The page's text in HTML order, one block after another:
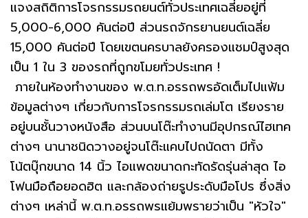
แจงสถิติการโจรกรรมรถยนต์ทั่วประเทศเฉลี่ยอยู่ที่
5,000-6,000 คันต่อปี ส่วนรถจักรยานยนต์เฉลี่ย
15,000 คันต่อปี โดยเขตนครบาลยังครองแชมป์สูงสุด
เป็น 1 ใน 3 ของรถที่ถูกขโมยทั่วประเทศ !
ภายในห้องทำงานของ พ.ต.ท.อรรถพรอัดเต็มไปแฟ้ม
ข้อมูลต่างๆ เกี่ยวกับการโจรกรรมรถเล่มโต เรียงราย
อยู่บนชั้นวางหนังสือ ส่วนบนโต๊ะทำงานมีอุปกรณ์ไฮเทค
ต่างๆ นานาชนิดวางอยู่จนโต๊ะแคบไปถนัดตา มีทั้ง
โน้ตบุ๊กขนาด 14 นิ้ว ไอแพดขนาดกะทัดรัดรุ่นล่าสุด ไอ
โฟนมือถือยอดฮิต และกล้องถ่ายรูประดับมือโปร ซึ่งสิ่ง
ต่างๆ เหล่านี้ พ.ต.ท.อรรถพรแย้มพรายว่าเป็น "หัวใจ"